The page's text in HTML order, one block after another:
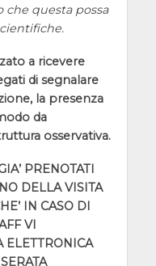
che questa possa
a ricevere
di segnalare
la presenza
da
osservativa.
PRENOTATI
DELLA VISITA
IN CASO DI
VI
ELETTRONICA